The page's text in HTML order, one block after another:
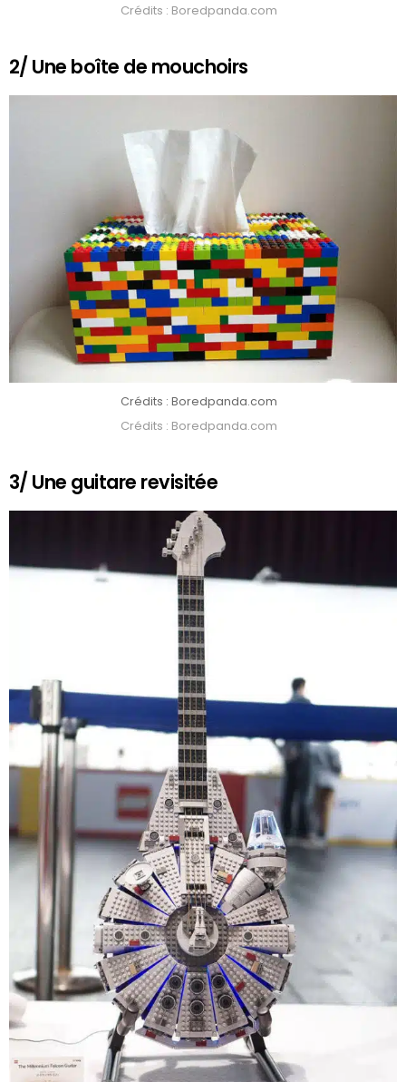
Crédits : Boredpanda.com
2/ Une boîte de mouchoirs
Crédits : Boredpanda.com
Crédits : Boredpanda.com
3/ Une guitare revisitée